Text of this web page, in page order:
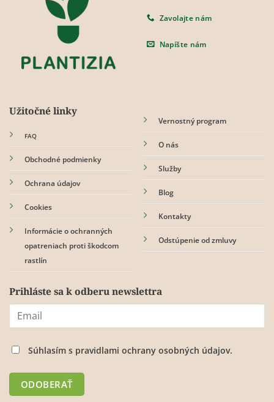
môžete
vybrať
na
stránke
produktu.
môžete
Zavolajte nám
Napíšte nám
Užitočné linky
FAQ
Obchodné podmienky
Ochrana údajov
Cookies
Informácie o ochranných
opatreniach proti škodcom
rastlín
Vernostný program
O nás
Služby
Blog
Kontakty
Odstúpenie od zmluvy
Prihláste sa k odberu newslettra
Súhlasím s pravidlami ochrany osobných údajov.